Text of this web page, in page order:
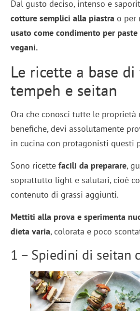
Dal gusto deciso, intenso e
cotture semplici alla piastra o per
usato come condimento per
vegani.
Le ricette a base
tempeh e seitan
Ora che conosci tutte le
benefiche, devi assolutamente
in cucina con protagonisti questi
Sono ricettefacili da preparare,
soprattutto light e salutari, cioè
contenuto di grassi aggiunti.
Mettiti alla prova e sperimenta
dieta varia, colorata e poco
1 – Spiedini di seitan